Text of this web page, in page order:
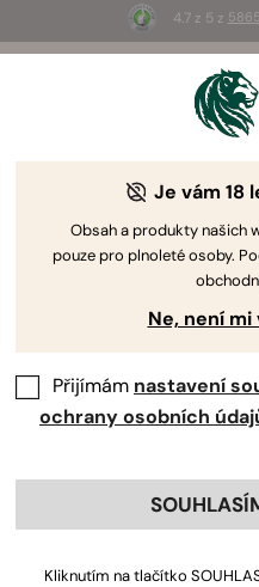
4.7 z 5 z
Summer
na vybrané
Je vám 18
Obsah a produkty našich
pouze pro plnoleté osoby.
Ne, není mi
Přijímám nastavení
ochrany osobních
Kliknutím na tlačítko